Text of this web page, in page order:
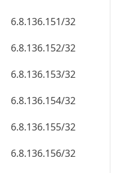
6.8.136.151/32
6.8.136.152/32
6.8.136.153/32
6.8.136.154/32
6.8.136.155/32
6.8.136.156/32